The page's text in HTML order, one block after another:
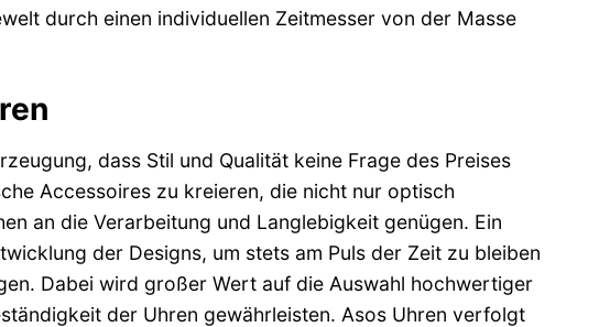
durch einen individuellen Zeitmesser von der Masse
dass Stil und Qualität keine Frage des Preises
Accessoires zu kreieren, die nicht nur optisch
an die Verarbeitung und Langlebigkeit genügen. Ein
der Designs, um stets am Puls der Zeit zu bleiben
Dabei wird großer Wert auf die Auswahl hochwertiger
der Uhren gewährleisten. Asos Uhren verfolgt